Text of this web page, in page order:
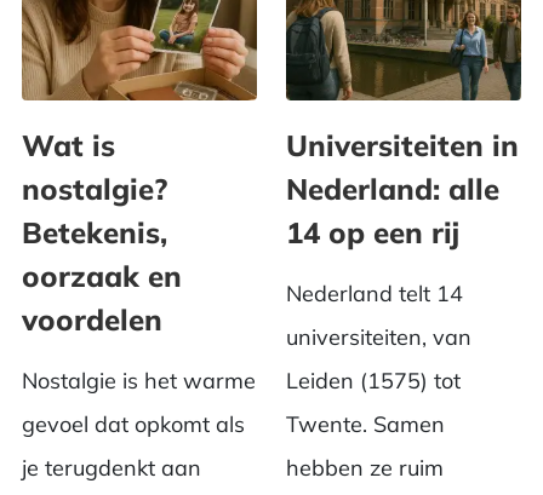
Wat is
nostalgie?
Betekenis,
oorzaak en
voordelen
Nostalgie is het warme
gevoel dat opkomt als
je terugdenkt aan
Universiteiten in
Nederland: alle
14 op een rij
Nederland telt 14
universiteiten, van
Leiden (1575) tot
Twente. Samen
hebben ze ruim